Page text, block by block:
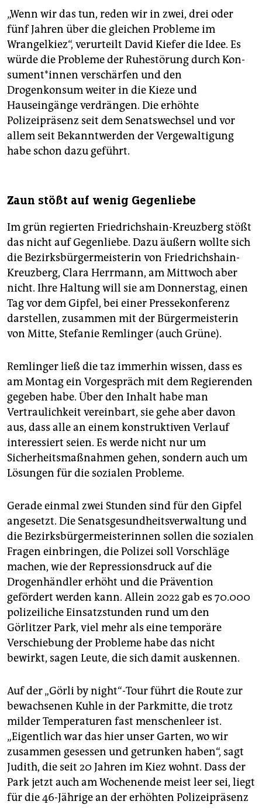
„Wenn wir das tun, reden wir in zwei, drei oder
fünf Jahren über die gleichen Probleme im
Wrangelkiez“, verurteilt David Kiefer die Idee. Es
würde die Probleme der Ruhestörung durch Kon­
su­men­t*in­nen verschärfen und den
Drogenkonsum weiter in die Kieze und
Hauseingänge verdrängen. Die erhöhte
Polizeipräsenz seit dem Senatswechsel und vor
allem seit Bekanntwerden der Vergewaltigung
habe schon dazu geführt.
Zaun stößt auf wenig Gegenliebe
Im grün regierten Friedrichshain-Kreuzberg stößt
das nicht auf Gegenliebe. Dazu äußern wollte sich
die Bezirksbürgermeisterin von Friedrichshain-
Kreuzberg, Clara Herrmann, am Mittwoch aber
nicht. Ihre Haltung will sie am Donnerstag, einen
Tag vor dem Gipfel, bei einer Pressekonferenz
darstellen, zusammen mit der Bürgermeisterin
von Mitte, Stefanie Remlinger (auch Grüne).
Remlinger ließ die taz immerhin wissen, dass es
am Montag ein Vorgespräch mit dem Regierenden
gegeben habe. Über den Inhalt habe man
Vertraulichkeit vereinbart, sie gehe aber davon
aus, dass alle an einem konstruktiven Verlauf
interessiert seien. Es werde nicht nur um
Sicherheitsmaßnahmen gehen, sondern auch um
Lösungen für die sozialen Probleme.
Gerade einmal zwei Stunden sind für den Gipfel
angesetzt. Die Senatsgesundheitsverwaltung und
die Bezirksbürgermeisterinnen sollen die sozialen
Fragen einbringen, die Polizei soll Vorschläge
machen, wie der Repressionsdruck auf die
Drogenhändler erhöht und die Prävention
gefördert werden kann. Allein 2022 gab es 70.000
polizeiliche Einsatzstunden rund um den
Görlitzer Park, viel mehr als eine temporäre
Verschiebung der Probleme habe das nicht
bewirkt, sagen Leute, die sich damit auskennen.
Auf der „Görli by night“-Tour führt die Route zur
bewachsenen Kuhle in der Parkmitte, die trotz
milder Temperaturen fast menschenleer ist.
„Eigentlich war das hier unser Garten, wo wir
zusammen gesessen und getrunken haben“, sagt
Judith, die seit 20 Jahren im Kiez wohnt. Dass der
Park jetzt auch am Wochenende meist leer sei, liegt
für die 46-Jährige an der erhöhten Polizeipräsenz